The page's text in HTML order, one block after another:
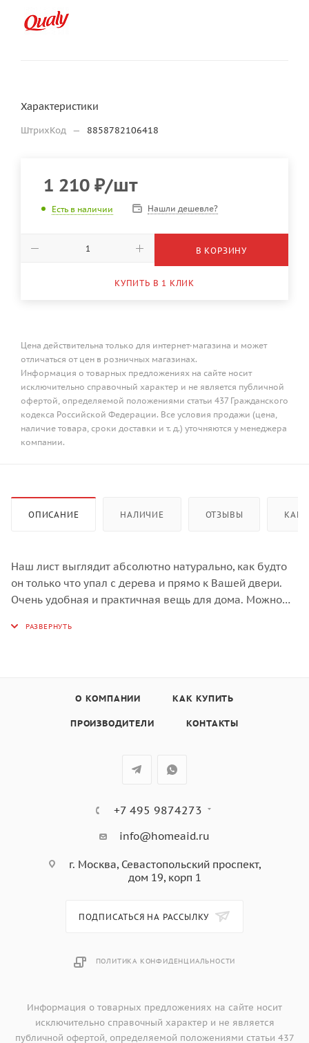
Характеристики
ШтрихКод — 8858782106418
1 210 ₽/шт
Есть в наличии Нашли дешевле?
В КОРЗИНУ
КУПИТЬ В 1 КЛИК
Цена действительна только для интернет-магазина и может
отличаться от цен в розничных магазинах.
Информация о товарных предложениях на сайте носит
исключительно справочный характер и не является публичной
офертой, определяемой положениями статьи 437 Гражданского
кодекса Российской Федерации. Все условия продажи (цена,
наличие товара, сроки доставки и т. д.) уточняются у менеджера
компании.
ОПИСАНИЕ НАЛИЧИЕ ОТЗЫВЫ КАК
Наш лист выглядит абсолютно натурально, как будто
он только что упал с дерева и прямо к Вашей двери.
Очень удобная и практичная вещь для дома. Можно
когда это совсем не нужно, а можно положить листок с
Вашу дверь - посередине он немного приподнят.
Название товара: Подпорка (стоппер) для двери
Размеры в упаковке (ШхГхВ): 15 х 15,5 х 3,5 см
Размеры без упаковки (ШхГхВ): 15 х 15,5 х 3,5 см
Страна производства: Таиланд.
О КОМПАНИИ КАК КУПИТЬ
ПРОИЗВОДИТЕЛИ КОНТАКТЫ
+7 495 9874273
info@homeaid.ru
г. Москва, Севастопольский проспект,
дом 19, корп 1
ПОДПИСАТЬСЯ НА РАССЫЛКУ
ПОЛИТИКА КОНФИДЕНЦИАЛЬНОСТИ
Информация о товарных предложениях на сайте носит
исключительно справочный характер и не является
публичной офертой, определяемой положениями статьи 437